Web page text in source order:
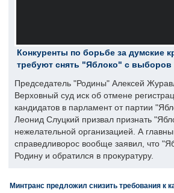
Конкуренты по борьбе за думские
требуют снять "Яблоко" с выборов
Председатель "Родины" Алексей
Верховный суд иск об отмене
кандидатов в парламент от партии
Леонид Слуцкий призвал признать
нежелательной организацией. А
справедливорос вообще заявил, что
Родину и обратился в прокуратуру.
Минтранс предложил снизить требования к